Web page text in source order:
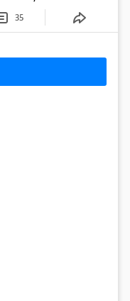
obišle su svijet.
35